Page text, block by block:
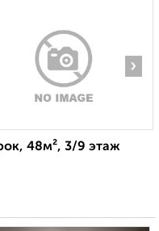
›
48м², 3/9 этаж